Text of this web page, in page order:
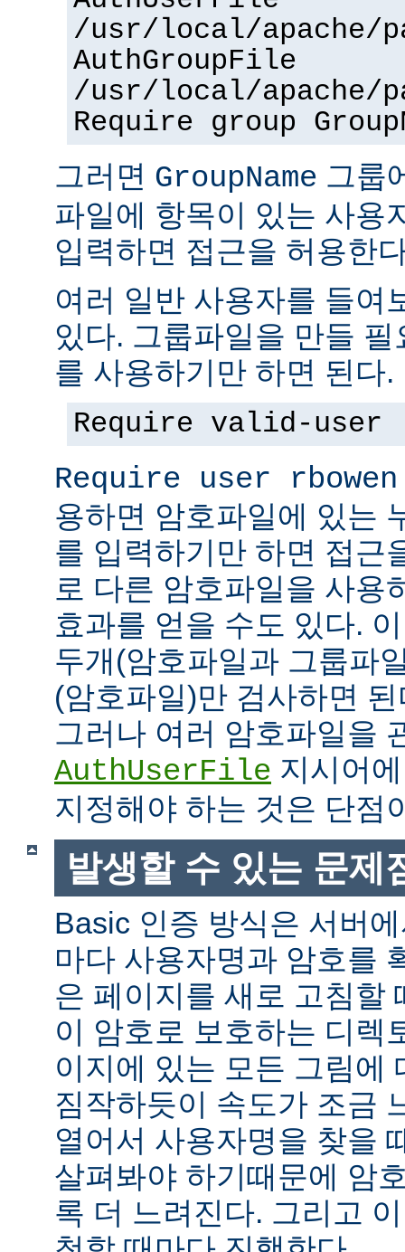
/usr/local/apache/
AuthGroupFile
/usr/local/apache/
Require group
그러면 GroupName 그룹
파일에 항목이 있는 사용
입력하면 접근을 허용한
여러 일반 사용자를 들여
있다. 그룹파일을 만들
를 사용하기만 하면 된다.
Require valid-user
Require user rbowen
용하면 암호파일에 있는
를 입력하기만 하면 접근
로 다른 암호파일을 사용
효과를 얻을 수도 있다.
두개(암호파일과 그룹파
(암호파일)만 검사하면
그러나 여러 암호파일을
AuthUserFile 지시어
지정해야 하는 것은 단점
발생할 수 있는 문제
Basic 인증 방식은 서버
마다 사용자명과 암호를
은 페이지를 새로 고침할
이 암호로 보호하는 디렉
이지에 있는 모든 그림에
짐작하듯이 속도가 조금
열어서 사용자명을 찾을
살펴봐야 하기때문에 암
록 더 느려진다. 그리고